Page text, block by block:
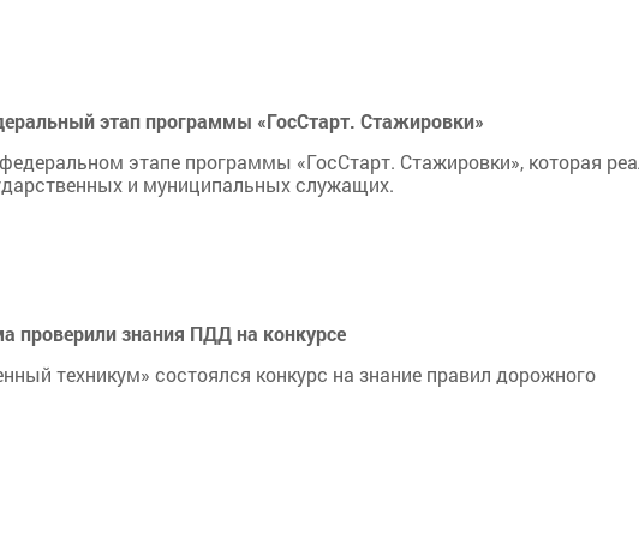
этап программы «ГосСтарт. Стажировки»
этапе программы «ГосСтарт. Стажировки», которая
и муниципальных служащих.
проверили знания ПДД на конкурсе
техникум» состоялся конкурс на знание правил дорожного